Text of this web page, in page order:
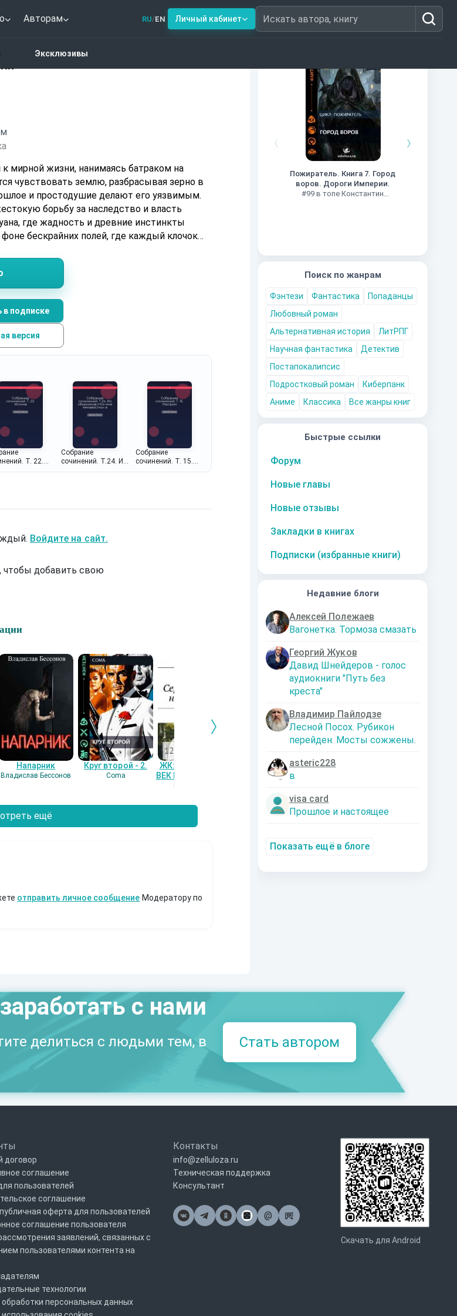
Авторам RU/EN Личный кабинет Искать автора, книгу
Эксклюзивы
Книги из топ-100
Пожиратель. Книга 7. Город
воров. Дороги Империи.
#99 в топе Константин
Поиск по жанрам
Фэнтези Фантастика
Попаданцы
Любовный роман
Альтернативная история
ЛитРПГ
Научная фантастика
Детектив
Постапокалипсис
Подростковый роман
Киберпанк
Аниме
Классика Все жанры книг
Быстрые ссылки
Форум
Новые главы
Новые отзывы
Закладки в книгах
Подписки (избранные книги)
Недавние блоги
Алексей Полежаев
Вагонетка. Тормоза смазать
Георгий Жуков
Давид Шнейдеров - голос
аудиокниги "Путь без
креста"
Владимир Пайлодзе
Лесной Посох. Рубикон
перейден. Мосты сожжены.
asteric228
в
visa card
Прошлое и настоящее
Показать ещё в блоге
мирной жизни, нанимаясь батраком на
чувствовать землю, разбрасывая зерно в
и простодушие делают его уязвимым.
борьбу за наследство и власть
где жадность и древние инстинкты
бескрайних полей, где каждый клочок
столкнуться с темной изнанкой
в подписке
версия
Т. 22.
Собрание
сочинений. Т.24. Из
Собрание
сочинений. Т. 15.
Войдите на сайт.
, чтобы добавить свою
Напарник
Владислав Бессонов
Круг второй - 2.
Coma
ЖК: СЕРЕБРЯНЫЙ
ВЕК НАШЕЙ ЛЮБВИ
Гость-121359
Дальняя
экспедиция
Александрович
Кто я? Или как
ещё
отправить личное сообщение Модератору по
с нами
делиться с людьми тем, в
Стать автором
договор
соглашение
пользователей
соглашение
оферта для пользователей
соглашение пользователя
заявлений, связанных с
пользователями контента на
технологии
персональных данных
Контакты
info@zelluloza.ru
Техническая поддержка
Консультант
@Почта
Скачать для Android